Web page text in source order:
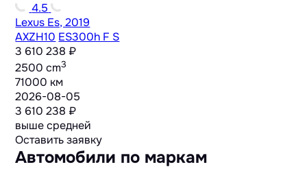
4.5
Lexus Es, 2019
AXZH10 ES300h F S
3 610 238 ₽
2500 cm3
71000 км
2026-08-05
3 610 238 ₽
выше средней
Оставить заявку
Автомобили по маркам